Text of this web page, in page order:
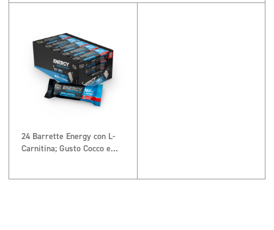
24 Barrette Energy con L-
Carnitina; Gusto Cocco e